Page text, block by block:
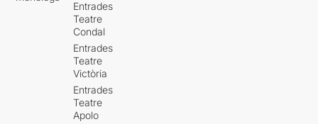
Entrades
Teatre
Condal
Entrades
Teatre
Victòria
Entrades
Teatre
Apolo